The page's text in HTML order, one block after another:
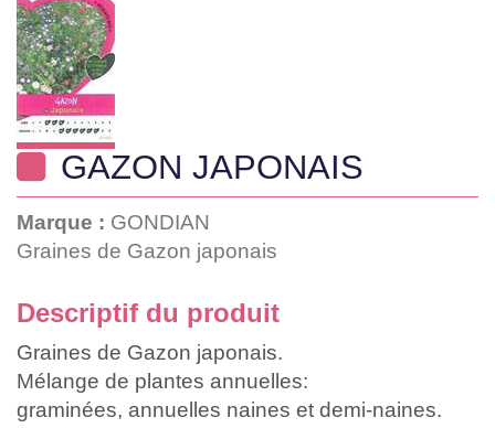
GAZON JAPONAIS
Marque : GONDIAN
Graines de Gazon japonais
Descriptif du produit
Graines de Gazon japonais.
Mélange de plantes annuelles:
graminées, annuelles naines et demi-naines.